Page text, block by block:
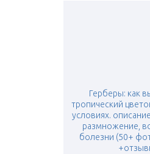
Герберы: как
тропический
условиях.
размножение,
болезни (50+